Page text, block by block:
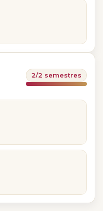
2/2 semestres